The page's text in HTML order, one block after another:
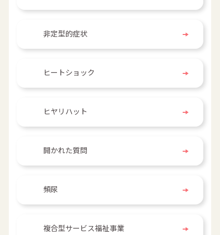
非定型的症状
ヒートショック
ヒヤリハット
開かれた質問
頻尿
複合型サービス福祉事業